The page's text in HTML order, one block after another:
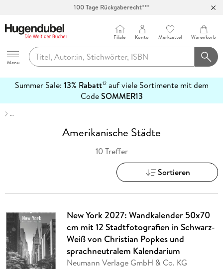
100 Tage Rückgaberecht***
Hugendubel
Menu
Filiale Konto Merkzettel Warenkorb
Summer Sale: 13% Rabatt12auf viele Sortimente mit dem
CodeSOMMER13
erfahren
…
Amerikanische Städte
10 Treffer
Sortieren
New York 2027: Wandkalender 50x70
cm mit 12 Stadtfotografien in Schwarz-
Weiß von Christian Popkes und
sprachneutralem Kalendarium
Neumann Verlage GmbH & Co. KG